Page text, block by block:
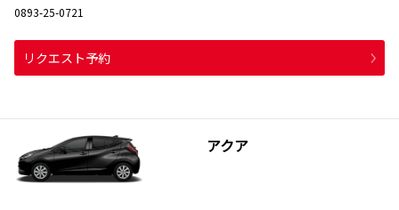
0893-25-0721
リクエスト予約
アクア